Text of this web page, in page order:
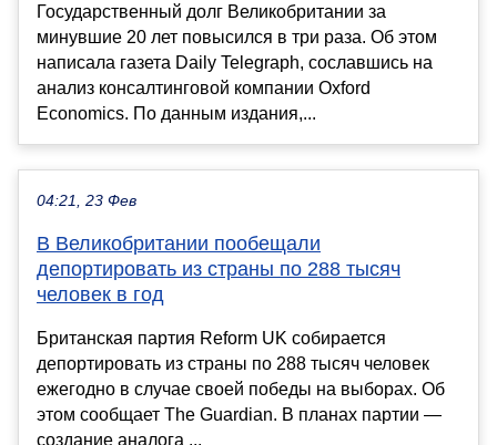
Государственный долг Великобритании за
минувшие 20 лет повысился в три раза. Об этом
написала газета Daily Telegraph, сославшись на
анализ консалтинговой компании Oxford
Economics. По данным издания,...
04:21, 23 Фев
В Великобритании пообещали
депортировать из страны по 288 тысяч
человек в год
Британская партия Reform UK собирается
депортировать из страны по 288 тысяч человек
ежегодно в случае своей победы на выборах. Об
этом сообщает The Guardian. В планах партии —
создание аналога ...